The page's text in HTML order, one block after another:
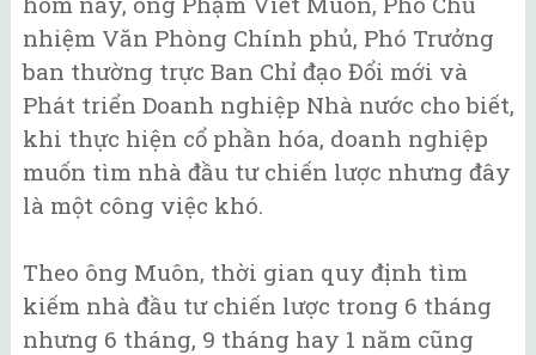
nhiệm Văn Phòng Chính phủ, Phó Trưởng
ban thường trực Ban Chỉ đạo Đổi mới và
Phát triển Doanh nghiệp Nhà nước cho biết,
khi thực hiện cổ phần hóa, doanh nghiệp
muốn tìm nhà đầu tư chiến lược nhưng đây
là một công việc khó.
Theo ông Muôn, thời gian quy định tìm
kiếm nhà đầu tư chiến lược trong 6 tháng
nhưng 6 tháng, 9 tháng hay 1 năm cũng